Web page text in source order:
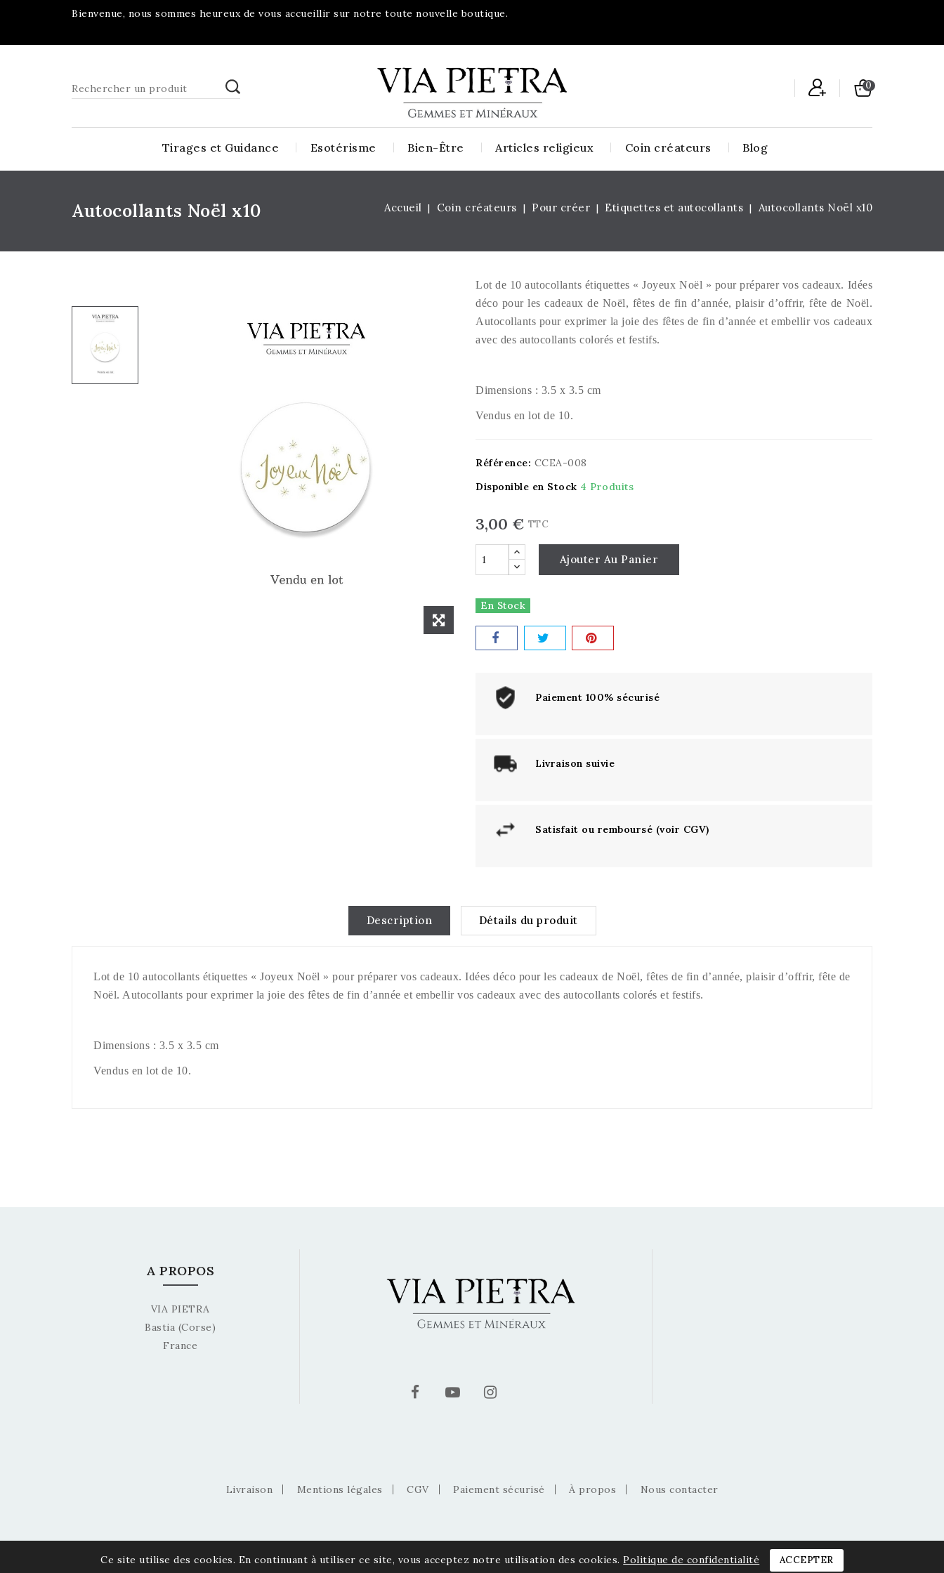
Bienvenue, nous sommes heureux de vous accueillir sur notre toute nouvelle boutique.
0
Tirages et Guidance Esotérisme Bien-Être Articles religieux Coin créateurs Blog
Autocollants Noël x10 Accueil Coin créateurs Pour créer Etiquettes et autocollants Autocollants Noël x10
Lot de 10 autocollants étiquettes « Joyeux Noël » pour préparer vos cadeaux. Idées
déco pour les cadeaux de Noël, fêtes de fin d’année, plaisir d’offrir, fête de Noël.
Autocollants pour exprimer la joie des fêtes de fin d’année et embellir vos cadeaux
avec des autocollants colorés et festifs.
Dimensions : 3.5 x 3.5 cm
Vendus en lot de 10.
Référence: CCEA-008
Disponible en Stock 4 Produits
3,00 € TTC
Ajouter Au Panier
En Stock
Paiement 100% sécurisé
Livraison suivie
Satisfait ou remboursé (voir CGV)
Description Détails du produit
Lot de 10 autocollants étiquettes « Joyeux Noël » pour préparer vos cadeaux. Idées déco pour les cadeaux de Noël, fêtes de fin d’année, plaisir d’offrir, fête de
Noël. Autocollants pour exprimer la joie des fêtes de fin d’année et embellir vos cadeaux avec des autocollants colorés et festifs.
Dimensions : 3.5 x 3.5 cm
Vendus en lot de 10.
A PROPOS
VIA PIETRA
Bastia (Corse)
France
Livraison Mentions légales CGV Paiement sécurisé À propos Nous contacter
Ce site utilise des cookies. En continuant à utiliser ce site, vous acceptez notre utilisation des cookies. Politique de confidentialité ACCEPTER